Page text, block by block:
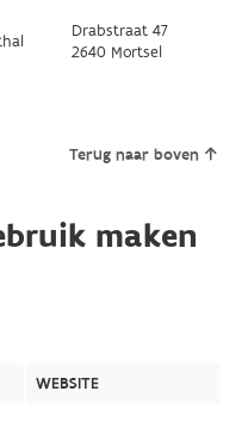
Drabstraat 47
2640 Mortsel
Terug naar boven
maken
WEBSITE